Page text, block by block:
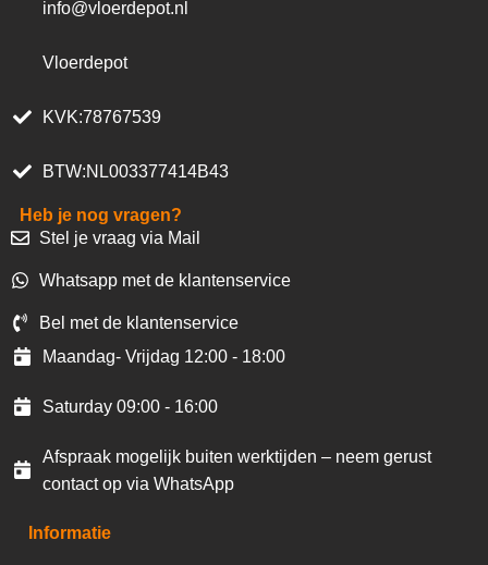
info@vloerdepot.nl
Vloerdepot
KVK:78767539
BTW:NL003377414B43
Heb je nog vragen?
Stel je vraag via Mail
Whatsapp met de klantenservice
Bel met de klantenservice
Maandag- Vrijdag 12:00 - 18:00
Saturday 09:00 - 16:00
Afspraak mogelijk buiten werktijden – neem gerust
contact op via WhatsApp
Informatie